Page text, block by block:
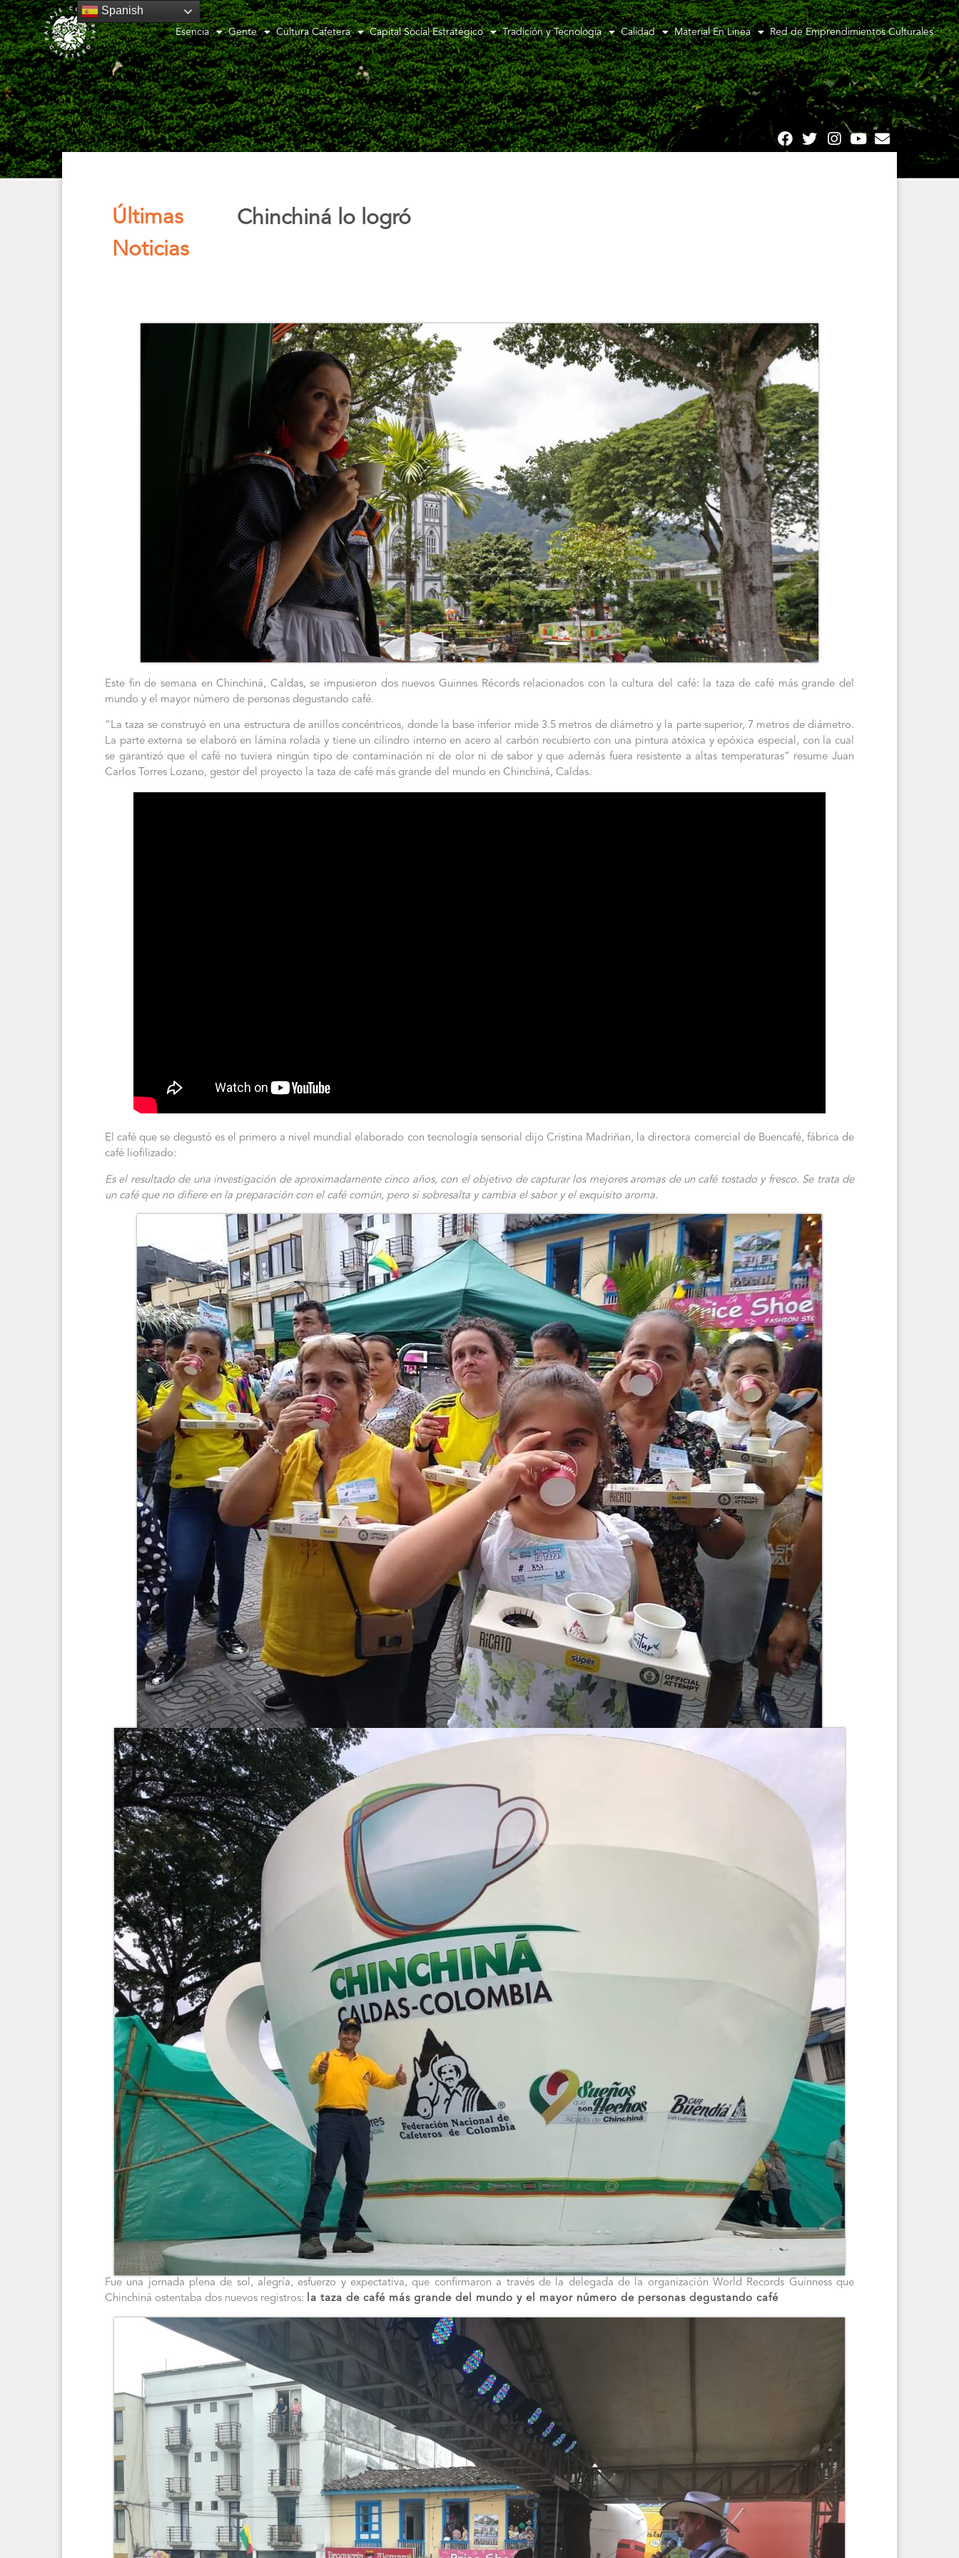
Esencia Gente Cultura Cafetera Capital Social Estratégico Tradición y Tecnologia Calidad Material En Linea Red de Emprendimientos Culturales
Últimas
Noticias
Chinchiná lo logró
Este fin de semana en Chinchiná, Caldas, se impusieron dos nuevos Guinnes Récords relacionados con la cultura del café: la taza de café más grande del
mundo y el mayor número de personas degustando café.
“La taza se construyó en una estructura de anillos concéntricos, donde la base inferior mide 3.5 metros de diámetro y la parte superior, 7 metros de diámetro.
La parte externa se elaboró en lámina rolada y tiene un cilindro interno en acero al carbón recubierto con una pintura atóxica y epóxica especial, con la cual
se garantizó que el café no tuviera ningún tipo de contaminación ni de olor ni de sabor y que además fuera resistente a altas temperaturas” resume Juan
Carlos Torres Lozano, gestor del proyecto la taza de café más grande del mundo en Chinchiná, Caldas.
El café que se degustó es el primero a nivel mundial elaborado con tecnología sensorial dijo Cristina Madriñan, la directora comercial de Buencafé, fábrica de
café liofilizado:
Es el resultado de una investigación de aproximadamente cinco años, con el objetivo de capturar los mejores aromas de un café tostado y fresco. Se trata de
un café que no difiere en la preparación con el café común, pero si sobresalta y cambia el sabor y el exquisito aroma.
Fue una jornada plena de sol, alegría, esfuerzo y expectativa, que confirmaron a través de la delegada de la organización World Records Guinness que
Chinchiná ostentaba dos nuevos registros: la taza de café más grande del mundo y el mayor número de personas degustando café
Spanish